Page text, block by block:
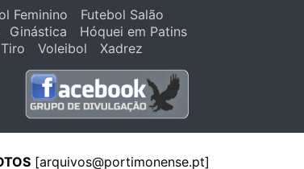
Feminino
Futebol Salão
Ginástica
Hóquei em Patins
Tiro Voleibol Xadrez
[arquivos@portimonense.pt]